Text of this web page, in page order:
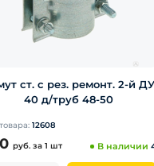
ст. с рез. ремонт. 2-й ДУ
40 д/труб 48-50
12608
руб. за 1 шт В наличии